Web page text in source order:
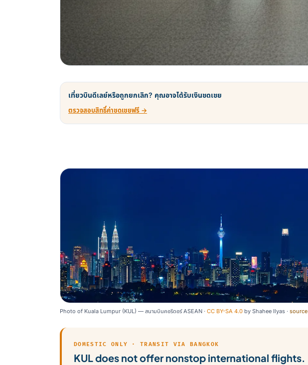
เที่ยวบินดีเลย์หรือถูกยกเลิก? คุณอาจได้รับเงินชดเชย
ตรวจสอบสิทธิ์ค่าชดเชยฟรี →
Photo of Kuala Lumpur (KUL) — สนามบินคอริดอร์ ASEAN · CC BY-SA 4.0 by Shahee Ilyas · source
DOMESTIC ONLY · TRANSIT VIA BANGKOK
KUL does not offer nonstop international flights.